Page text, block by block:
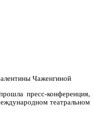
Чаженгиной
пресс-конференция,
театральном